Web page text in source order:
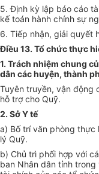
5. Định kỳ lập báo cáo
kế toán hành chính sự
6. Tiếp nhận, giải quyết
Điều 13. Tổ chức thực
1. Trách nhiệm chung
dân các huyện, thành
Tuyên truyền, vận động
hỗ trợ cho Quỹ.
2. Sở Y tế
a) Bố trí văn phòng thực
lý Quỹ.
b) Chủ trì phối hợp với
ban Nhân dân tỉnh